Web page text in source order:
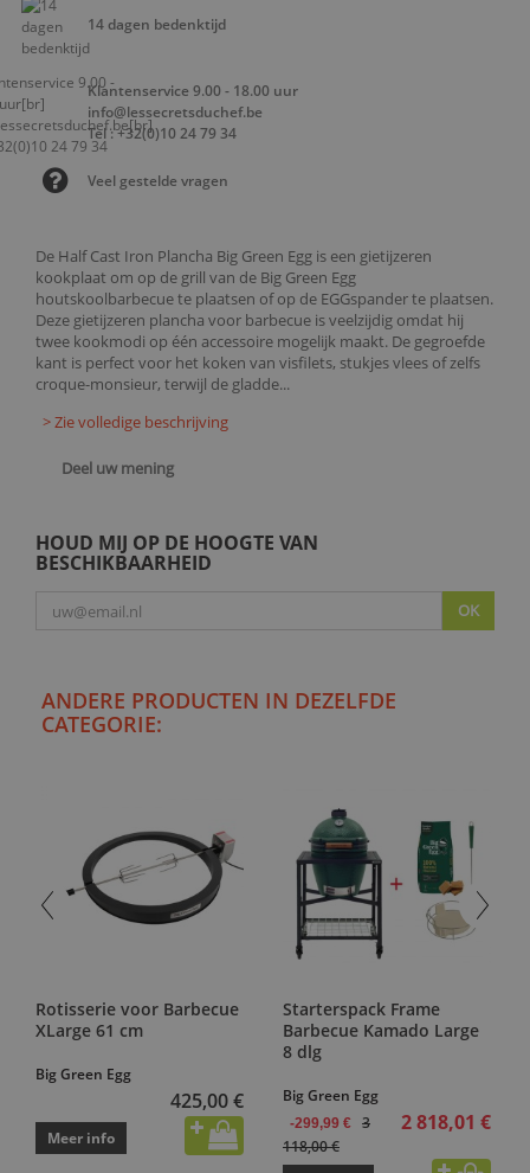
De Half Cast Iron Plancha Big Green Egg is een gietijzeren
kookplaat om op de grill van de Big Green Egg
houtskoolbarbecue te plaatsen of op de EGGspander te plaatsen.
Deze gietijzeren plancha voor barbecue is veelzijdig omdat hij
twee kookmodi op één accessoire mogelijk maakt. De gegroefde
kant is perfect voor het koken van visfilets, stukjes vlees of zelfs
croque-monsieur, terwijl de gladde...
> Zie volledige beschrijving
Deel uw mening
HOUD MIJ OP DE HOOGTE VAN
BESCHIKBAARHEID
OK
14 dagen bedenktijd
Klantenservice 9.00 - 18.00 uur
info@lessecretsduchef.be
Tel : +32(0)10 24 79 34
Veel gestelde vragen
ANDERE PRODUCTEN IN DEZELFDE
CATEGORIE:
Rotisserie voor Barbecue
XLarge 61 cm
Big Green Egg
425,00 €
Meer info
Starterspack Frame
Barbecue Kamado Large
8 dlg
Big Green Egg
-299,99 €
3
118,00 €
2 818,01 €